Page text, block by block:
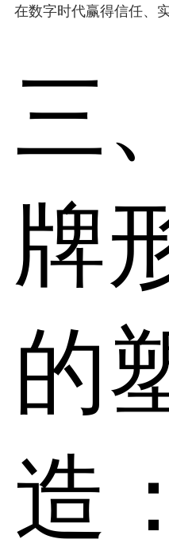
在数字时代赢得信任、
三
牌
的
造